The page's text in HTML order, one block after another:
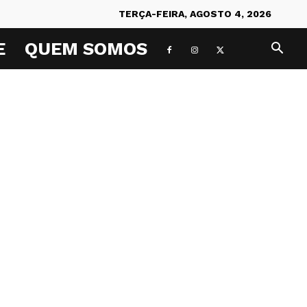
TERÇA-FEIRA, AGOSTO 4, 2026
QUEM SOMOS